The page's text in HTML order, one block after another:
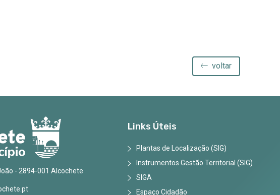
voltar
- 2894-001 Alcochete
Links Úteis
Plantas de Localização (SIG)
Instrumentos Gestão Territorial (SIG)
SIGA
Espaço Cidadão